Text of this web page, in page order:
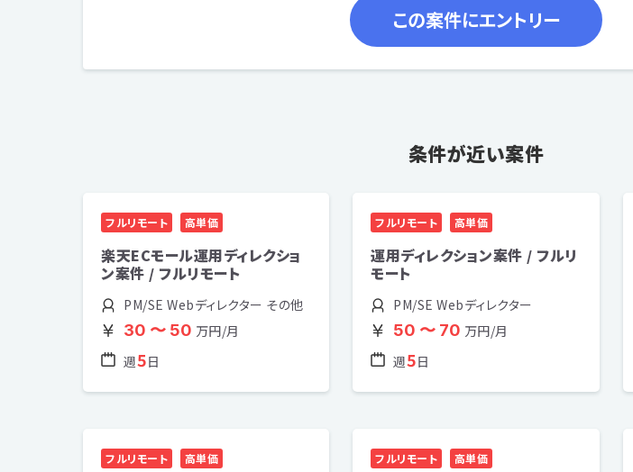
条件が近い案件
フルリモート 高単価
楽天ECモール運用ディレクショ
ン案件 / フルリモート
PM/SE Webディレクター その他
30 〜 50 万円/月
週5日
フルリモート 高単価
運用ディレクション案件 / フルリ
モート
PM/SE Webディレクター
50 〜 70 万円/月
週5日
フルリモート 高単価 フルリモート 高単価